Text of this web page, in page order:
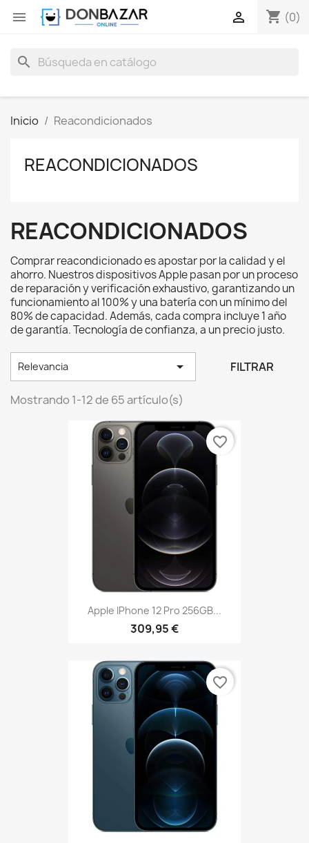
 shopping_cart (0)

search
Inicio Reacondicionados
REACONDICIONADOS
REACONDICIONADOS
Comprar reacondicionado es apostar por la calidad y el
ahorro. Nuestros dispositivos Apple pasan por un proceso
de reparación y verificación exhaustivo, garantizando un
funcionamiento al 100% y una batería con un mínimo del
80% de capacidad. Además, cada compra incluye 1 año
de garantía. Tecnología de confianza, a un precio justo.
Relevancia  FILTRAR
Mostrando 1-12 de 65 artículo(s)
Apple IPhone 12 Pro 256GB...
309,95 €
favorite_border
favorite_border